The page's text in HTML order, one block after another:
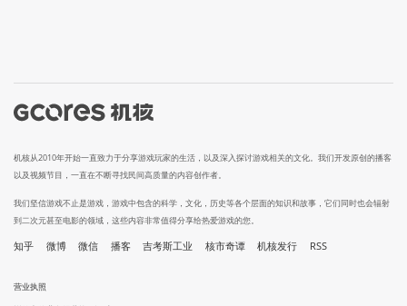
机核从2010年开始一直致力于分享游戏玩家的生活，以及深入探讨游戏相关的文化。我们开发原创的播客
以及视频节目，一直在不断寻找民间高质量的内容创作者。
我们坚信游戏不止是游戏，游戏中包含的科学，文化，历史等各个层面的知识和故事，它们同时也会辐射
到二次元甚至电影的领域，这些内容非常值得分享给热爱游戏的您。
知乎 微博 微信 播客 吉考斯工业 核市奇谭 机核发行 RSS
营业执照